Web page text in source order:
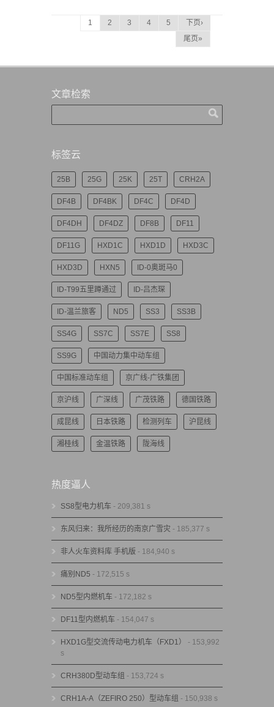
1 2 3 4 5
下页›
尾页»
文章检索
标签云
25B 25G 25K 25T CRH2A
DF4B DF4BK DF4C DF4D
DF4DH DF4DZ DF8B DF11
DF11G HXD1C HXD1D HXD3C
HXD3D HXN5 ID-0奥斑马0
ID-T99五里蹲通过 ID-吕杰琛
ID-温兰旅客 ND5 SS3 SS3B
SS4G SS7C SS7E SS8
SS9G 中国动力集中动车组
中国标准动车组 京广线-广铁集团
京沪线 广深线 广茂铁路 德国铁路
成昆线 日本铁路 检测列车 沪昆线
湘桂线 金温铁路 陇海线
热度逼人
SS8型电力机车 - 209,381 s
东风归来：我所经历的南京广雪灾 - 185,377 s
非人火车资料库 手机版 - 184,940 s
痛别ND5 - 172,515 s
ND5型内燃机车 - 172,182 s
DF11型内燃机车 - 154,047 s
HXD1G型交流传动电力机车（FXD1）
- 153,992
s
CRH380D型动车组 - 153,724 s
CRH1A-A（ZEFIRO 250）型动车组 - 150,938 s